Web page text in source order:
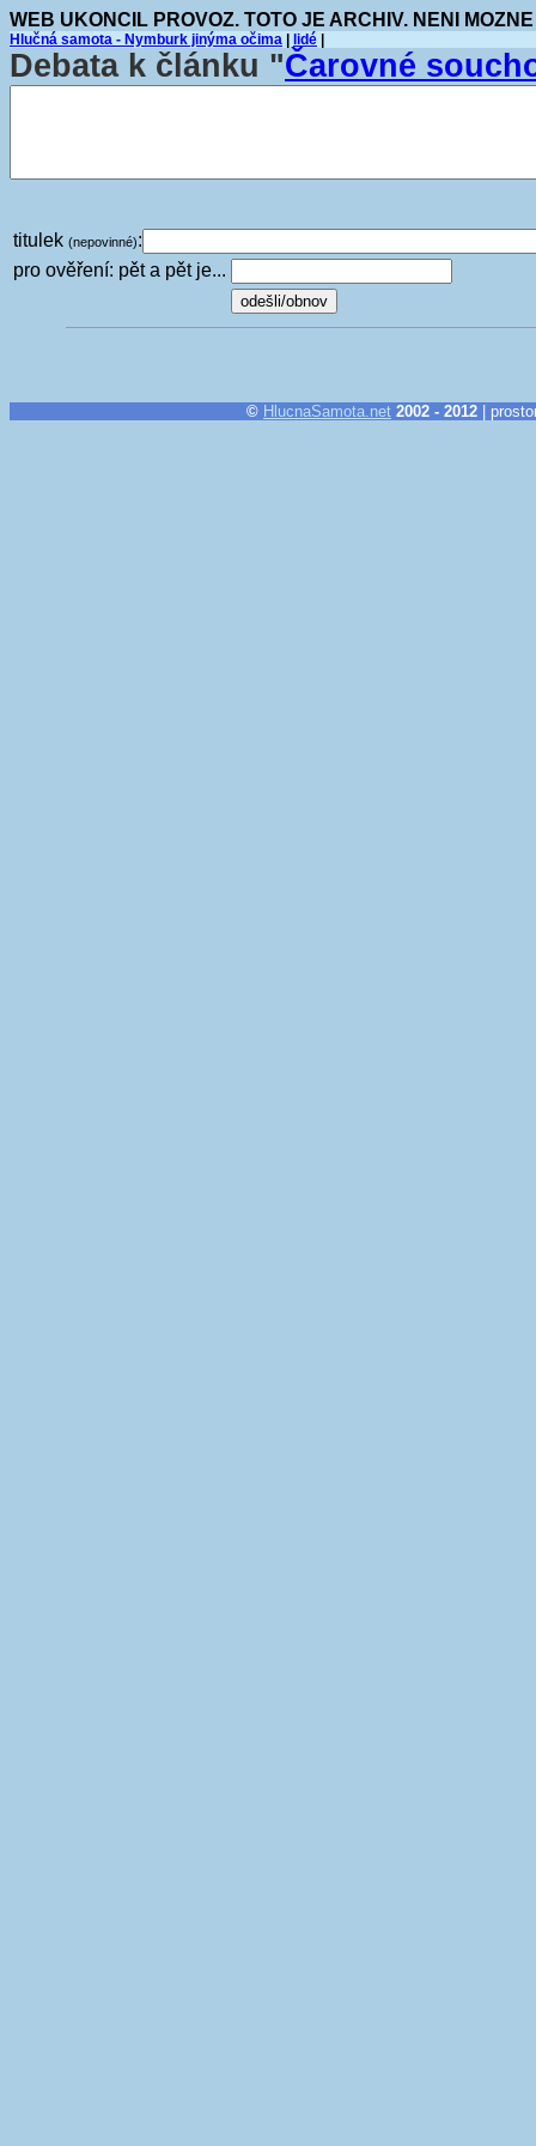
WEB UKONCIL PROVOZ. TOTO JE ARCHIV. NENI
Hlučná samota - Nymburk jinýma očima lidé
Debata k článku "Čarovné
titulek (nepovinné):
pro ověření: pět a pět je...
© HlucnaSamota.net 2002 - 2012 |